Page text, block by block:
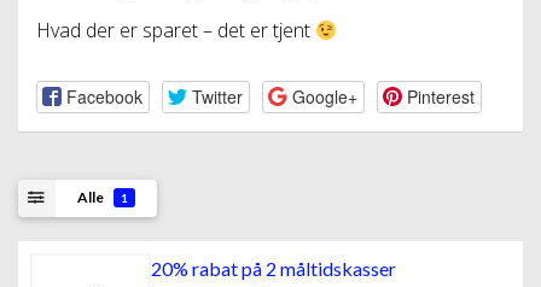
Hvad der er sparet – det er tjent
Facebook Twitter Google+ Pinterest
Alle 1
20% rabat på 2 måltidskasser